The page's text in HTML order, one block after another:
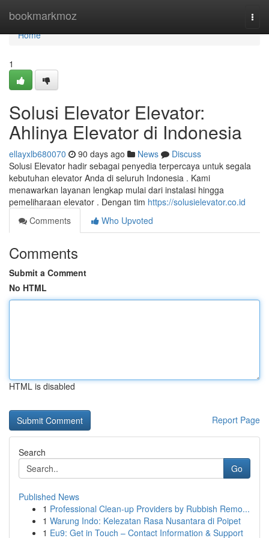
bookmarkmoz
Home
Home
1
Solusi Elevator Elevator:
Ahlinya Elevator di Indonesia
ellayxlb680070 90 days ago News
Discuss
Solusi Elevator hadir sebagai penyedia terpercaya untuk segala
kebutuhan elevator Anda di seluruh Indonesia . Kami
menawarkan layanan lengkap mulai dari instalasi hingga
pemeliharaan elevator . Dengan tim https://solusielevator.co.id
Comments
Who Upvoted
Comments
Submit a Comment
No HTML
HTML is disabled
Report Page
Search
Go
Published News
1 Professional Clean-up Providers by Rubbish Remo...
1 Warung Indo: Kelezatan Rasa Nusantara di Poipet
1 Eu9: Get in Touch – Contact Information & Support